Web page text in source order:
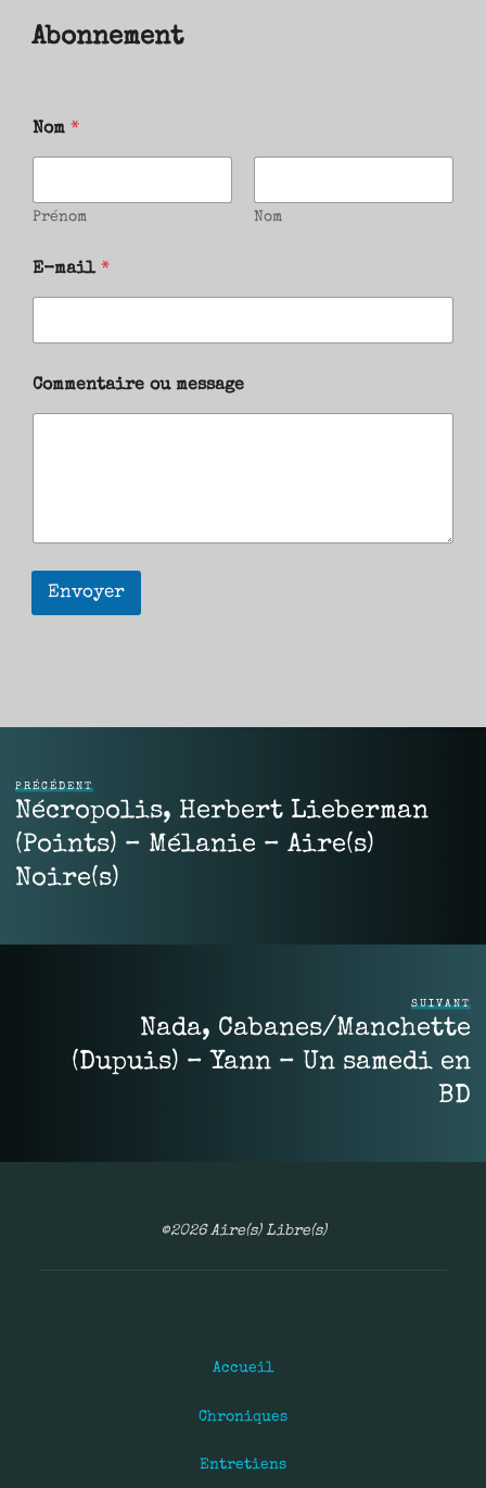
Abonnement
Nom *
Prénom Nom
E-mail *
Commentaire ou message
Envoyer
PRÉCÉDENT
Nécropolis, Herbert Lieberman
(Points) – Mélanie – Aire(s)
Noire(s)
SUIVANT
Nada, Cabanes/Manchette
(Dupuis) – Yann – Un samedi en
BD
©2026 Aire(s) Libre(s)
Accueil
Chroniques
Entretiens